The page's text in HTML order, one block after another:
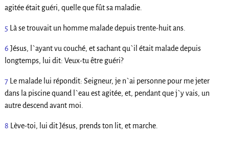
agitée était guéri, quelle que fût sa maladie.
5 Là se trouvait un homme malade depuis trente-huit ans.
6 Jésus, l`ayant vu couché, et sachant qu`il était malade depuis
longtemps, lui dit: Veux-tu être guéri?
7 Le malade lui répondit: Seigneur, je n`ai personne pour me jeter
dans la piscine quand l`eau est agitée, et, pendant que j`y vais, un
autre descend avant moi.
8 Lève-toi, lui dit Jésus, prends ton lit, et marche.